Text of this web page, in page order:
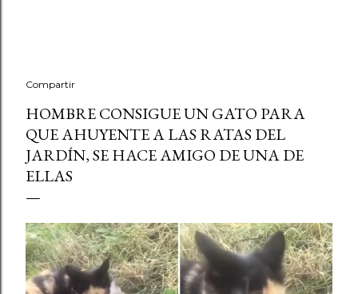
Compartir
HOMBRE CONSIGUE UN GATO PARA
QUE AHUYENTE A LAS RATAS DEL
JARDÍN, SE HACE AMIGO DE UNA DE
ELLAS